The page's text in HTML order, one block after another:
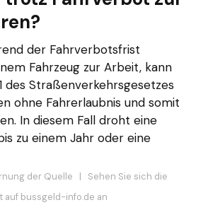
der Fahrverbotsfrist
Fahrzeug zur Arbeit, kann
des Straßenverkehrsgesetzes
ohne Fahrerlaubnis und somit
In diesem Fall droht eine
zu einem Jahr oder eine
der Quelle | Sehen Sie sich die
bussgeld-info.de an